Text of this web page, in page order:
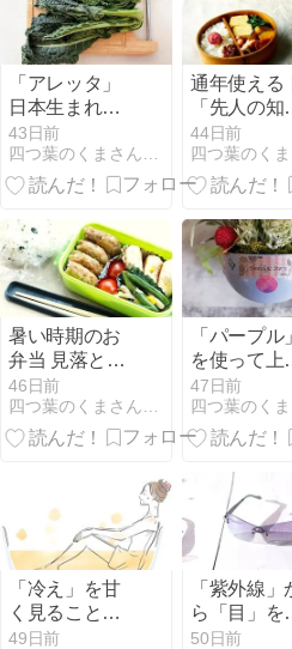
「アレッタ」
日本生まれで
苦くない「野
菜の王様」
43日前
四つ葉のくまさんの癒しのお花、時々お料理日記
通年使える
「先人の知
恵」に学ぶ…
傷みにくい
弁当づくり
44日前
暑い時期のお
弁当 見落とし
がちな「盲
点」
46日前
「パープル」
を使って上
に楽しむ 今
の作品たち
47日前
「冷え」を甘
く見ることな
かれ…心の健
49日前
「紫外線」
ら「目」を
ろう UV対策
50日前